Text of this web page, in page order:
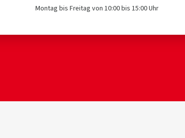
Montag bis Freitag von 10:00 bis 15:00 Uhr